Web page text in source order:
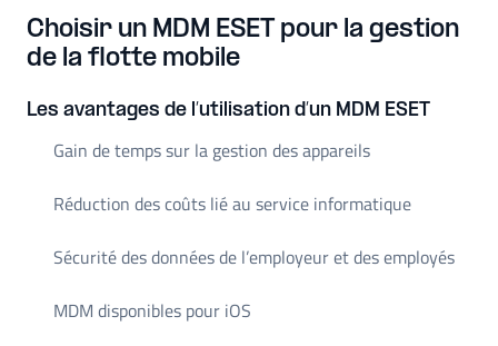
Choisir un MDM ESET pour la gestion
de la flotte mobile
Les avantages de l’utilisation d’un MDM ESET
Gain de temps sur la gestion des appareils
Réduction des coûts lié au service informatique
Sécurité des données de l’employeur et des employés
MDM disponibles pour iOS